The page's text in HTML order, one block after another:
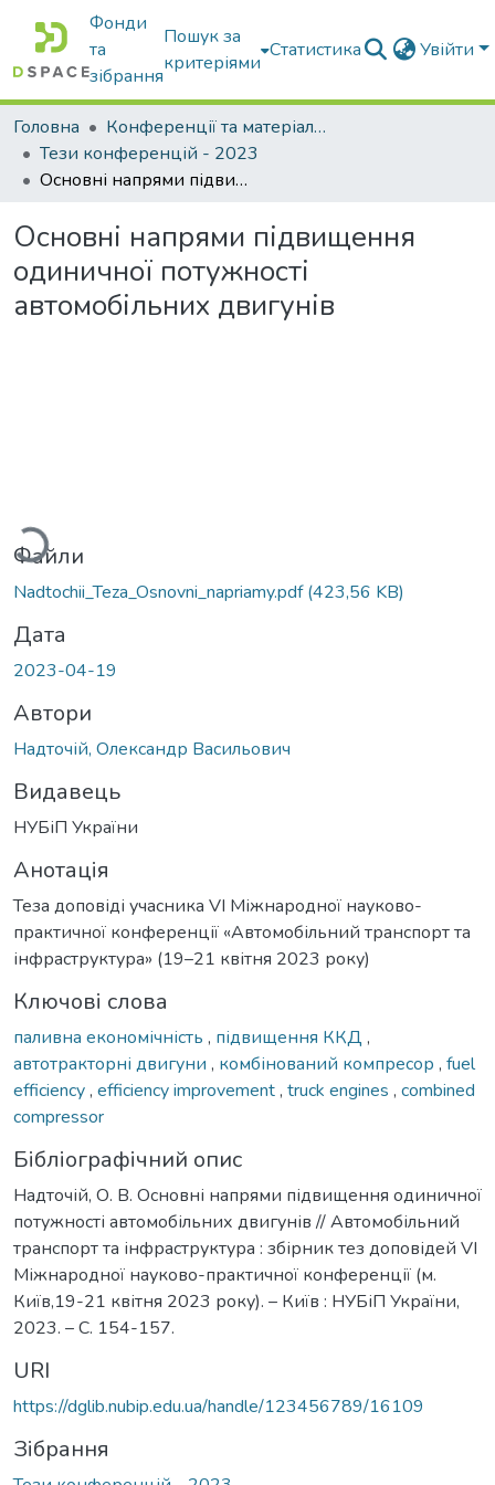
Фонди
та
зібрання
Пошук за
критеріями
Статистика Увійти
Головна
Конференції та матеріали конференцій
Тези конференцій - 2023
Основні напрями підвищення одиничної потужності автомобільних двигунів
Основні напрями підвищення
одиничної потужності
автомобільних двигунів
Файли
Nadtochii_Teza_Osnovni_napriamy.pdf(423,56 KB)
Дата
2023-04-19
Автори
Надточій, Олександр Васильович
Видавець
НУБіП України
Анотація
Теза доповіді учасника VІ Міжнародної науково-
практичної конференції «Автомобільний транспорт та
інфраструктура» (19–21 квітня 2023 року)
Ключові слова
паливна економічність , підвищення ККД ,
автотракторні двигуни , комбінований компресор , fuel
efficiency, efficiency improvement, truck engines , combined
compressor
Бібліографічний опис
Надточій, О. В. Основні напрями підвищення одиничної
потужності автомобільних двигунів // Автомобільний
транспорт та інфраструктура : збірник тез доповідей VІ
Міжнародної науково-практичної конференції (м.
Київ,19-21 квітня 2023 року). – Київ : НУБіП України,
2023. – С. 154-157.
URI
https://dglib.nubip.edu.ua/handle/123456789/16109
Зібрання